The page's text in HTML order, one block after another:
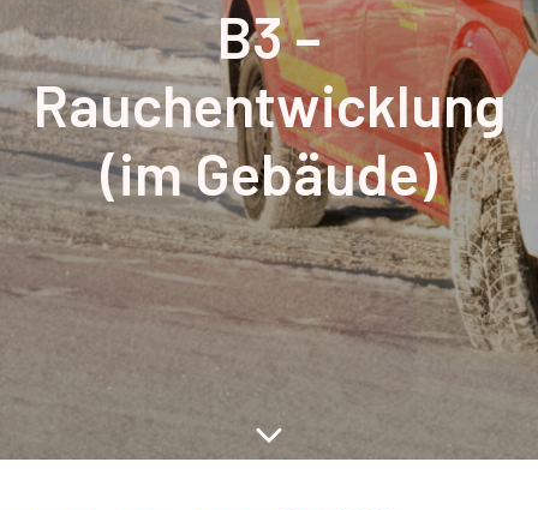
B3 –
Rauchentwicklung
(im Gebäude)